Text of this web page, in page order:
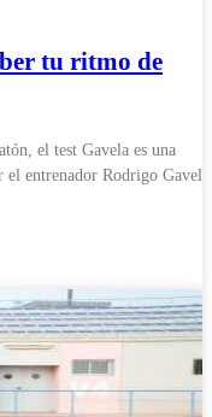
tu ritmo de
el test Gavela es una
el entrenador Rodrigo